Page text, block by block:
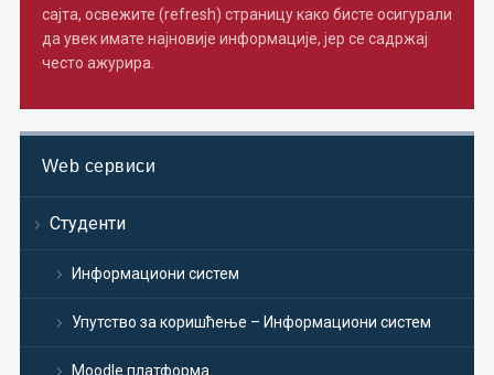
сајта, освежите (refresh) страницу како бисте осигурали
да увек имате најновије информације, јер се садржај
често ажурира.
Web сервиси
Студенти
Информациони систем
Упутство за коришћење – Информациони систем
Moodle платформа